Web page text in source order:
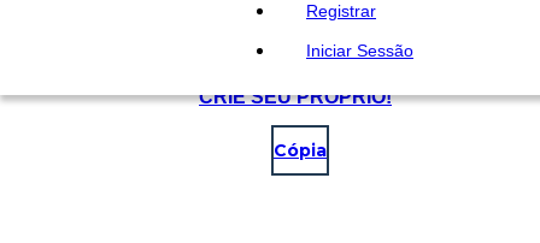
Registrar
Iniciar Sessão
CRIE SEU PRÓPRIO!
Cópia